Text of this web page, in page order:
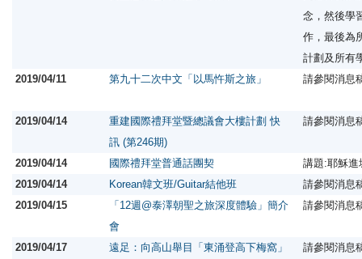
念，然後學
作，最後為
計劃及所有
2019/04/11
第九十二次中文「以馬忤斯之旅」 請參閱消息
2019/04/14
重建國際禮拜堂暨總議會大樓計劃 快
訊 (第246期)
請參閱消息
2019/04/14 國際禮拜堂普通話團契
講題:耶穌
2019/04/14
Korean韓文班/Guitar結他班
請參閱消息
2019/04/15
「12週@泰澤朝聖之旅深度體驗」簡介
會
請參閱消息
2019/04/17
遠足：向高山舉目「東涌登高下梅窩」
請參閱消息